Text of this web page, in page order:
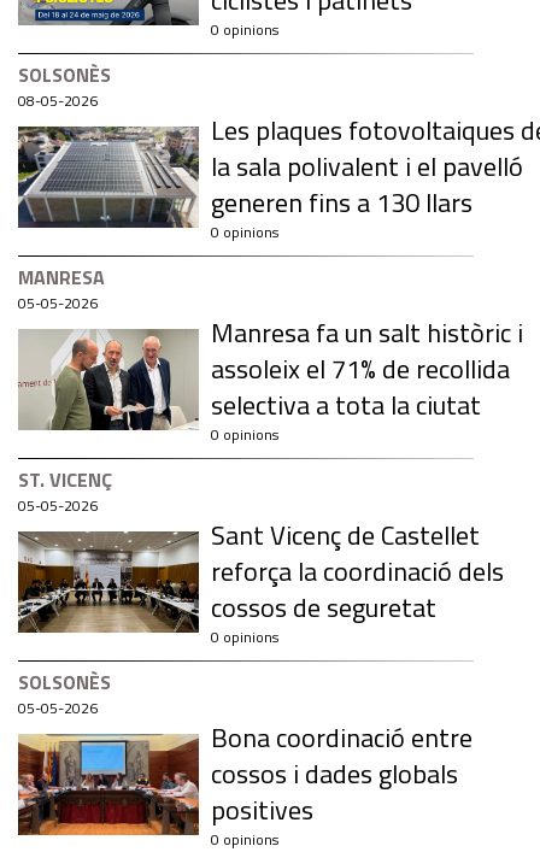
0 opinions
SOLSONÈS
08-05-2026
Les plaques fotovoltaiques
la sala polivalent i el pavelló
generen fins a 130 llars
0 opinions
MANRESA
05-05-2026
Manresa fa un salt històric i
assoleix el 71% de recollida
selectiva a tota la ciutat
0 opinions
ST. VICENÇ
05-05-2026
Sant Vicenç de Castellet
reforça la coordinació dels
cossos de seguretat
0 opinions
SOLSONÈS
05-05-2026
Bona coordinació entre
cossos i dades globals
positives
0 opinions